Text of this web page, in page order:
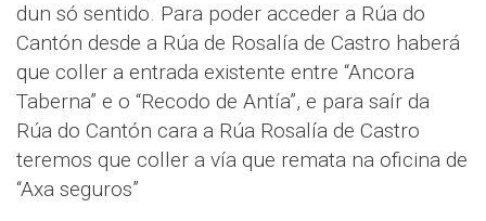
dun só sentido. Para poder acceder a Rúa do
Cantón desde a Rúa de Rosalía de Castro haberá
que coller a entrada existente entre “Ancora
Taberna” e o “Recodo de Antía”, e para saír da
Rúa do Cantón cara a Rúa Rosalía de Castro
teremos que coller a vía que remata na oficina de
“Axa seguros”